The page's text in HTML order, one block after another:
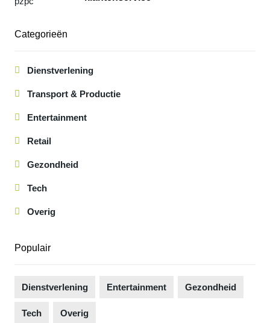
Categorieën
Dienstverlening
Transport & Productie
Entertainment
Retail
Gezondheid
Tech
Overig
Populair
Dienstverlening Entertainment Gezondheid
Tech Overig